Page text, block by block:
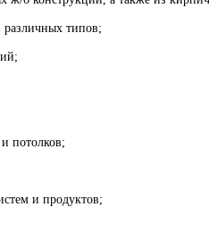
типов;
потолков;
и продуктов;